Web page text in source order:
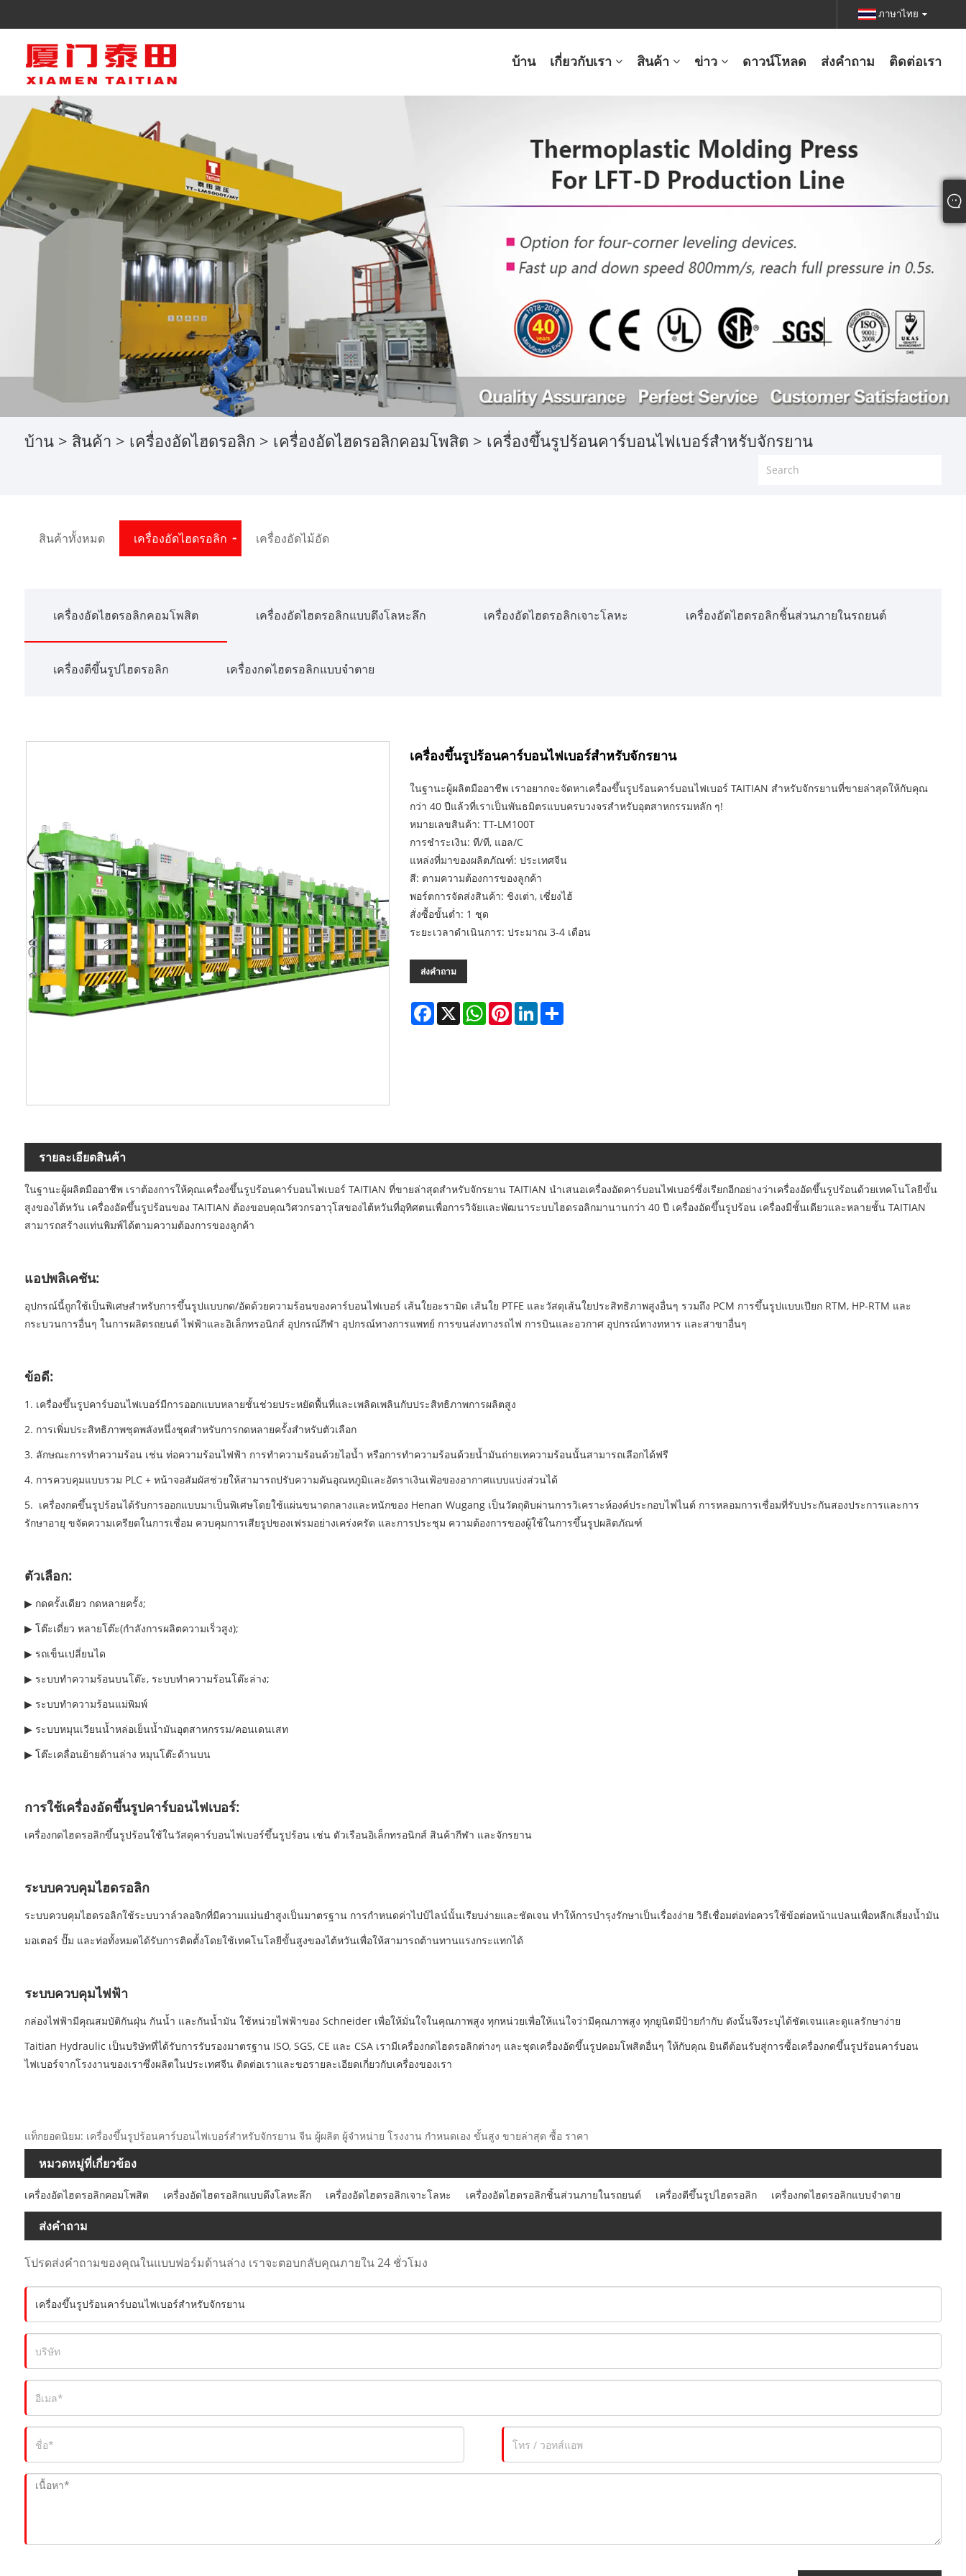
ภาษาไทย
บ้าน เกี่ยวกับเรา สินค้า ข่าว ดาวน์โหลด ส่งคำถาม ติดต่อเรา
บ้าน > สินค้า > เครื่องอัดไฮดรอลิก > เครื่องอัดไฮดรอลิกคอมโพสิต > เครื่องขึ้นรูปร้อนคาร์บอนไฟเบอร์สำหรับจักรยาน
สินค้าทั้งหมด เครื่องอัดไฮดรอลิก เครื่องอัดไม้อัด
เครื่องอัดไฮดรอลิกคอมโพสิต เครื่องอัดไฮดรอลิกแบบดึงโลหะลึก เครื่องอัดไฮดรอลิกเจาะโลหะ เครื่องอัดไฮดรอลิกชิ้นส่วนภายในรถยนต์
เครื่องตีขึ้นรูปไฮดรอลิก เครื่องกดไฮดรอลิกแบบจำตาย
เครื่องขึ้นรูปร้อนคาร์บอนไฟเบอร์สำหรับจักรยาน
ในฐานะผู้ผลิตมืออาชีพ เราอยากจะจัดหาเครื่องขึ้นรูปร้อนคาร์บอนไฟเบอร์ TAITIAN สำหรับจักรยานที่ขายล่าสุดให้กับคุณ
กว่า 40 ปีแล้วที่เราเป็นพันธมิตรแบบครบวงจรสำหรับอุตสาหกรรมหลัก ๆ!
หมายเลขสินค้า: TT-LM100T
การชำระเงิน: ที/ที, แอล/C
แหล่งที่มาของผลิตภัณฑ์: ประเทศจีน
สี: ตามความต้องการของลูกค้า
พอร์ตการจัดส่งสินค้า: ชิงเต่า, เซี่ยงไฮ้
สั่งซื้อขั้นต่ำ: 1 ชุด
ระยะเวลาดำเนินการ: ประมาณ 3-4 เดือน
ส่งคำถาม
Facebook
X WhatsAppPinterestLinkedInShare
รายละเอียดสินค้า
ในฐานะผู้ผลิตมืออาชีพ เราต้องการให้คุณเครื่องขึ้นรูปร้อนคาร์บอนไฟเบอร์ TAITIAN ที่ขายล่าสุดสำหรับจักรยาน TAITIAN นำเสนอเครื่องอัดคาร์บอนไฟเบอร์ซึ่งเรียกอีกอย่างว่าเครื่องอัดขึ้นรูปร้อนด้วยเทคโนโลยีขั้น
สูงของไต้หวัน เครื่องอัดขึ้นรูปร้อนของ TAITIAN ต้องขอบคุณวิศวกรอาวุโสของไต้หวันที่อุทิศตนเพื่อการวิจัยและพัฒนาระบบไฮดรอลิกมานานกว่า 40 ปี เครื่องอัดขึ้นรูปร้อน เครื่องมีชั้นเดียวและหลายชั้น TAITIAN
สามารถสร้างแท่นพิมพ์ได้ตามความต้องการของลูกค้า
แอปพลิเคชัน:
อุปกรณ์นี้ถูกใช้เป็นพิเศษสำหรับการขึ้นรูปแบบกด/อัดด้วยความร้อนของคาร์บอนไฟเบอร์ เส้นใยอะรามิด เส้นใย PTFE และวัสดุเส้นใยประสิทธิภาพสูงอื่นๆ รวมถึง PCM การขึ้นรูปแบบเปียก RTM, HP-RTM และ
กระบวนการอื่นๆ ในการผลิตรถยนต์ ไฟฟ้าและอิเล็กทรอนิกส์ อุปกรณ์กีฬา อุปกรณ์ทางการแพทย์ การขนส่งทางรถไฟ การบินและอวกาศ อุปกรณ์ทางทหาร และสาขาอื่นๆ
ข้อดี:
1. เครื่องขึ้นรูปคาร์บอนไฟเบอร์มีการออกแบบหลายชั้นช่วยประหยัดพื้นที่และเพลิดเพลินกับประสิทธิภาพการผลิตสูง
2. การเพิ่มประสิทธิภาพชุดพลังหนึ่งชุดสำหรับการกดหลายครั้งสำหรับตัวเลือก
3. ลักษณะการทำความร้อน เช่น ท่อความร้อนไฟฟ้า การทำความร้อนด้วยไอน้ำ หรือการทำความร้อนด้วยน้ำมันถ่ายเทความร้อนนั้นสามารถเลือกได้ฟรี
4. การควบคุมแบบรวม PLC + หน้าจอสัมผัสช่วยให้สามารถปรับความดันอุณหภูมิและอัตราเงินเฟ้อของอากาศแบบแบ่งส่วนได้
5. เครื่องกดขึ้นรูปร้อนได้รับการออกแบบมาเป็นพิเศษโดยใช้แผ่นขนาดกลางและหนักของ Henan Wugang เป็นวัตถุดิบผ่านการวิเคราะห์องค์ประกอบไฟไนต์ การหลอมการเชื่อมที่รับประกันสองประการและการ
รักษาอายุ ขจัดความเครียดในการเชื่อม ควบคุมการเสียรูปของเฟรมอย่างเคร่งครัด และการประชุม ความต้องการของผู้ใช้ในการขึ้นรูปผลิตภัณฑ์
ตัวเลือก:
▶ กดครั้งเดียว กดหลายครั้ง;
▶ โต๊ะเดี่ยว หลายโต๊ะ(กำลังการผลิตความเร็วสูง);
▶ รถเข็นเปลี่ยนได
▶ ระบบทำความร้อนบนโต๊ะ, ระบบทำความร้อนโต๊ะล่าง;
▶ ระบบทำความร้อนแม่พิมพ์
▶ ระบบหมุนเวียนน้ำหล่อเย็นน้ำมันอุตสาหกรรม/คอนเดนเสท
▶ โต๊ะเคลื่อนย้ายด้านล่าง หมุนโต๊ะด้านบน
การใช้เครื่องอัดขึ้นรูปคาร์บอนไฟเบอร์:
เครื่องกดไฮดรอลิกขึ้นรูปร้อนใช้ในวัสดุคาร์บอนไฟเบอร์ขึ้นรูปร้อน เช่น ตัวเรือนอิเล็กทรอนิกส์ สินค้ากีฬา และจักรยาน
ระบบควบคุมไฮดรอลิก
ระบบควบคุมไฮดรอลิกใช้ระบบวาล์วลอจิกที่มีความแม่นยำสูงเป็นมาตรฐาน การกำหนดค่าไปป์ไลน์นั้นเรียบง่ายและชัดเจน ทำให้การบำรุงรักษาเป็นเรื่องง่าย วิธีเชื่อมต่อท่อควรใช้ข้อต่อหน้าแปลนเพื่อหลีกเลี่ยงน้ำมัน
มอเตอร์ ปั๊ม และท่อทั้งหมดได้รับการติดตั้งโดยใช้เทคโนโลยีขั้นสูงของไต้หวันเพื่อให้สามารถต้านทานแรงกระแทกได้
ระบบควบคุมไฟฟ้า
กล่องไฟฟ้ามีคุณสมบัติกันฝุ่น กันน้ำ และกันน้ำมัน ใช้หน่วยไฟฟ้าของ Schneider เพื่อให้มั่นใจในคุณภาพสูง ทุกหน่วยเพื่อให้แน่ใจว่ามีคุณภาพสูง ทุกยูนิตมีป้ายกำกับ ดังนั้นจึงระบุได้ชัดเจนและดูแลรักษาง่าย
Taitian Hydraulic เป็นบริษัทที่ได้รับการรับรองมาตรฐาน ISO, SGS, CE และ CSA เรามีเครื่องกดไฮดรอลิกต่างๆ และชุดเครื่องอัดขึ้นรูปคอมโพสิตอื่นๆ ให้กับคุณ ยินดีต้อนรับสู่การซื้อเครื่องกดขึ้นรูปร้อนคาร์บอน
ไฟเบอร์จากโรงงานของเราซึ่งผลิตในประเทศจีน ติดต่อเราและขอรายละเอียดเกี่ยวกับเครื่องของเรา
แท็กยอดนิยม: เครื่องขึ้นรูปร้อนคาร์บอนไฟเบอร์สำหรับจักรยาน จีน ผู้ผลิต ผู้จำหน่าย โรงงาน กำหนดเอง ขั้นสูง ขายล่าสุด ซื้อ ราคา
หมวดหมู่ที่เกี่ยวข้อง
เครื่องอัดไฮดรอลิกคอมโพสิต เครื่องอัดไฮดรอลิกแบบดึงโลหะลึก เครื่องอัดไฮดรอลิกเจาะโลหะ เครื่องอัดไฮดรอลิกชิ้นส่วนภายในรถยนต์ เครื่องตีขึ้นรูปไฮดรอลิก เครื่องกดไฮดรอลิกแบบจำตาย
ส่งคำถาม
โปรดส่งคำถามของคุณในแบบฟอร์มด้านล่าง เราจะตอบกลับคุณภายใน 24 ชั่วโมง